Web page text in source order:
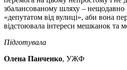
збалансованому шляху –
«депутатом від вулиці», аби вона
відстоювала інтереси мешканок та
Підготувала
Олена Панченко, УЖФ